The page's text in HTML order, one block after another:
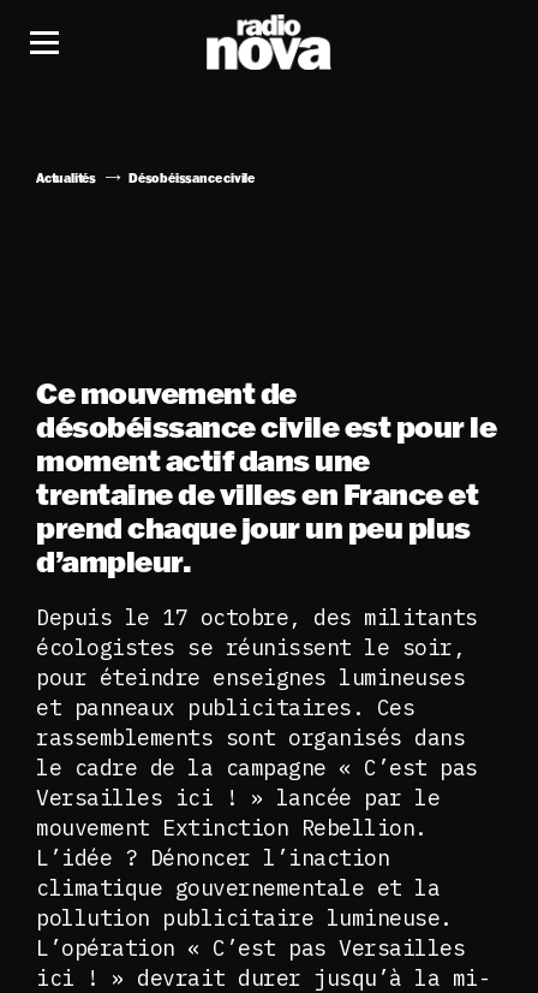
Actualités Désobéissance civile
Ce mouvement de
désobéissance civile est pour le
moment actif dans une
trentaine de villes en France et
prend chaque jour un peu plus
d’ampleur.
Depuis le 17 octobre, des militants
écologistes se réunissent le soir,
pour éteindre enseignes lumineuses
et panneaux publicitaires. Ces
rassemblements sont organisés dans
le cadre de la campagne « C’est pas
Versailles ici ! » lancée par le
mouvement Extinction Rebellion.
L’idée ? Dénoncer l’inaction
climatique gouvernementale et la
pollution publicitaire lumineuse.
L’opération « C’est pas Versailles
ici ! » devrait durer jusqu’à la mi-